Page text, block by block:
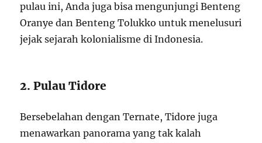
pulau ini, Anda juga bisa mengunjungi Benteng
Oranye dan Benteng Tolukko untuk menelusuri
jejak sejarah kolonialisme di Indonesia.
2. Pulau Tidore
Bersebelahan dengan Ternate, Tidore juga
menawarkan panorama yang tak kalah